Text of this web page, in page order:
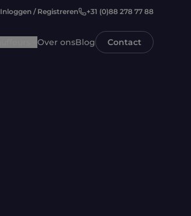
Inloggen / Registreren +31 (0)88 278 77 88
Over onsBlog Contact